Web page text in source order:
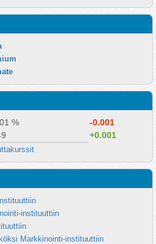
% -0.001
+0.001
instituuttiin
Markkinointi-instituuttiin